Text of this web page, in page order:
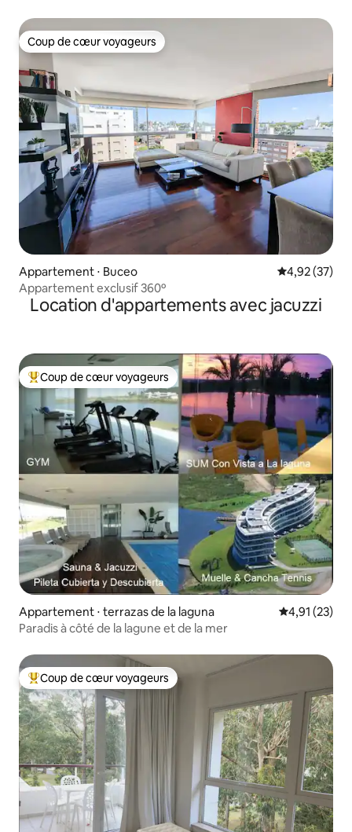
Coup de cœur voyageurs
Coup de cœur voyageurs
Appartement ⋅ Buceo Évaluation
4,92 (37)
Appartement exclusif 360º
Location d'appartements avec jacuzzi
Coups de cœur voyageurs les plus appréciés
Coup de cœur voyageurs
Appartement ⋅ terrazas de la laguna Évaluation
4,91 (23)
Paradis à côté de la lagune et de la mer
Coups de cœur voyageurs les plus appréciés
Coup de cœur voyageurs